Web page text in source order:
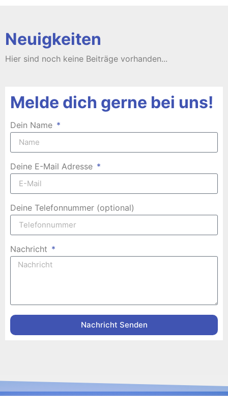
Neuigkeiten
Melde dich gerne bei uns!
Dein Name
Deine E-Mail Adresse
Deine Telefonnummer (optional)
Nachricht
Nachricht Senden